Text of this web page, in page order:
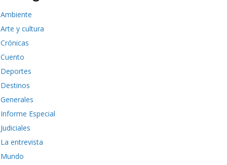
Ambiente
Arte y cultura
Crónicas
Cuento
Deportes
Destinos
Generales
Informe Especial
Judiciales
La entrevista
Mundo